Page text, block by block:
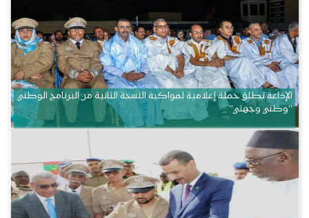
الإذاعة تطلق حملة إعلامية لمواكبة النسخة الثانية من البرنامج الوطني
“وطني وجهتي”